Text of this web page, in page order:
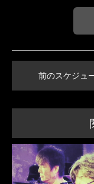
前のスケジュ